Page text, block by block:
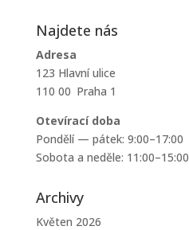
Najdete nás
Adresa
123 Hlavní ulice
110 00 Praha 1
Otevírací doba
Pondělí — pátek: 9:00–17:00
Sobota a neděle: 11:00–15:00
Archivy
Květen 2026